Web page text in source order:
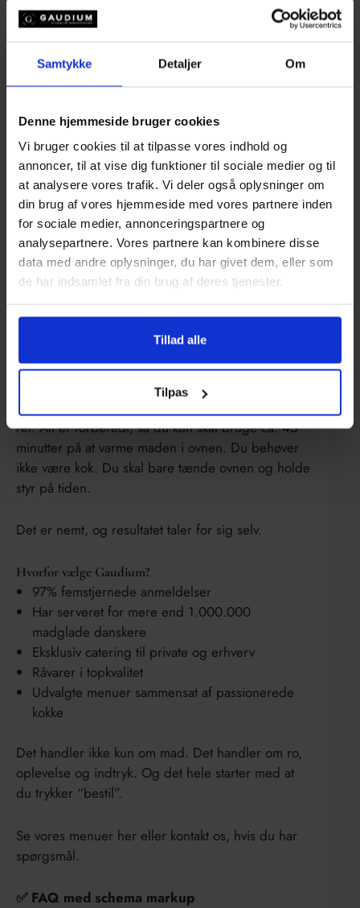
Samtykke Detaljer Om
Denne hjemmeside bruger cookies
Vi bruger cookies til at tilpasse vores indhold og
annoncer, til at vise dig funktioner til sociale medier og til
at analysere vores trafik. Vi deler også oplysninger om
din brug af vores hjemmeside med vores partnere inden
for sociale medier, annonceringspartnere og
analysepartnere. Vores partnere kan kombinere disse
data med andre oplysninger, du har givet dem, eller som
de har indsamlet fra din brug af deres tjenester.
Tillad alle
Tilpas
Opjustere antal kuverter helt op til 8 dage før
Levering i København og på Sjælland
Gaudium leverer i hele Storkøbenhavn og på
resten af Sjælland. Du kan også afhente maden
selv i Ishøj, Rødovre eller Charlottenlund. Buffeten
leveres kold med vejledning til opvarmning, eller
varmt mod gebyr (ved minimum 25 kuverter).
Maden pakkes i termokasser, og du får det hele
du skal levere tilbage. Bare varm det op i ovnen,
stil det på buffetbordet – og nyd det.
ret. Alt er forberedt, så du kun skal bruge ca. 45
minutter på at varme maden i ovnen. Du behøver
ikke være kok. Du skal bare tænde ovnen og holde
styr på tiden.
Det er nemt, og resultatet taler for sig selv.
Hvorfor vælge Gaudium?
97% femstjernede anmeldelser
Har serveret for mere end 1.000.000
madglade danskere
Eksklusiv catering til private og erhverv
Råvarer i topkvalitet
Udvalgte menuer sammensat af passionerede
kokke
Det handler ikke kun om mad. Det handler om ro,
oplevelse og indtryk. Og det hele starter med at
du trykker “bestil”.
Se vores menuer her eller kontakt os, hvis du har
spørgsmål.
✅ FAQ med schema markup